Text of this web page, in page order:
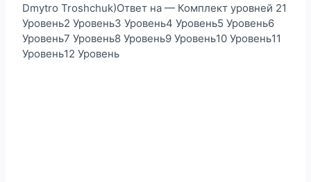
Dmytro Troshchuk)Ответ на — Комплект уровней 21
Уровень2 Уровень3 Уровень4 Уровень5 Уровень6
Уровень7 Уровень8 Уровень9 Уровень10 Уровень11
Уровень12 Уровень